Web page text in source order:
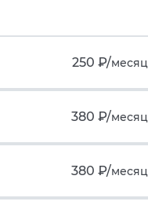
250 ₽/месяц
380 ₽/месяц
380 ₽/месяц